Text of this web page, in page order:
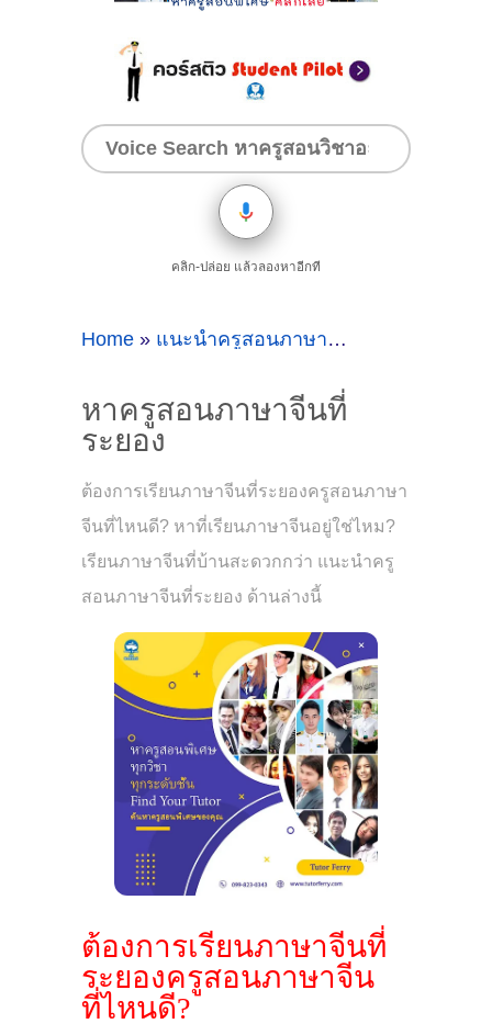
คลิก-ปล่อย แล้วลองหาอีกที
Home » แนะนำครูสอนภาษาจีนที่ระยอง
หาครูสอนภาษาจีนที่
ระยอง
ต้องการเรียนภาษาจีนที่ระยองครูสอนภาษา
จีนที่ไหนดี? หาที่เรียนภาษาจีนอยู่ใช่ไหม?
เรียนภาษาจีนที่บ้านสะดวกกว่า แนะนำครู
สอนภาษาจีนที่ระยอง ด้านล่างนี้
ต้องการเรียนภาษาจีนที่
ระยองครูสอนภาษาจีน
ที่ไหนดี?